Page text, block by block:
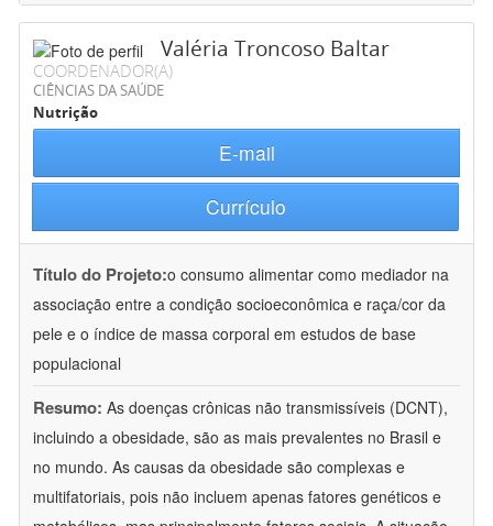
Valéria Troncoso Baltar
COORDENADOR(A)
CIÊNCIAS DA SAÚDE
Nutrição
E-mail
Currículo
Título do Projeto:o consumo alimentar como mediador na
associação entre a condição socioeconômica e raça/cor da
pele e o índice de massa corporal em estudos de base
populacional
Resumo: As doenças crônicas não transmissíveis (DCNT),
incluindo a obesidade, são as mais prevalentes no Brasil e
no mundo. As causas da obesidade são complexas e
multifatoriais, pois não incluem apenas fatores genéticos e